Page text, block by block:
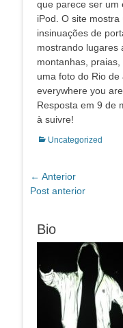
que parece ser um
iPod. O site
insinuações de
mostrando lugares
montanhas,
uma foto do Rio de
everywhere you
Resposta em 9 de
à suivre!
Categorias:
Uncategorized
Navegação
de
← Anterior
Post
Post anterior
Bio